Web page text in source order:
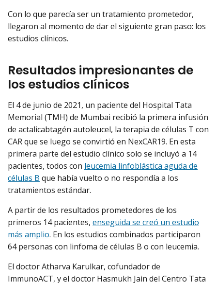
Con lo que parecía ser un tratamiento prometedor,
llegaron al momento de dar el siguiente gran paso: los
estudios clínicos.
Resultados impresionantes de
los estudios clínicos
El 4 de junio de 2021, un paciente del Hospital Tata
Memorial (TMH) de Mumbai recibió la primera infusión
de actalicabtagén autoleucel, la terapia de células T con
CAR que se luego se convirtió en NexCAR19. En esta
primera parte del estudio clínico solo se incluyó a 14
pacientes, todos con leucemia linfoblástica aguda de
células B que había vuelto o no respondía a los
tratamientos estándar.
A partir de los resultados prometedores de los
primeros 14 pacientes, enseguida se creó un estudio
más amplio. En los estudios combinados participaron
64 personas con linfoma de células B o con leucemia.
El doctor Atharva Karulkar, cofundador de
ImmunoACT, y el doctor Hasmukh Jain del Centro Tata